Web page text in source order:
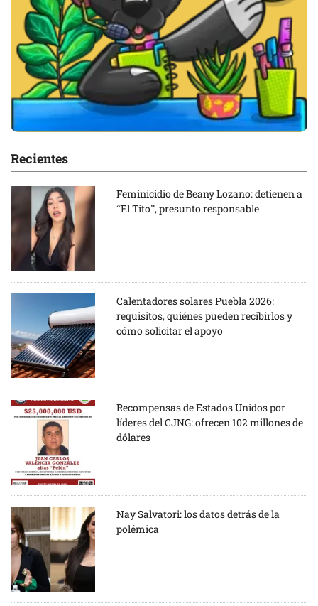
Recientes
Feminicidio de Beany Lozano: detienen a
“El Tito”, presunto responsable
Calentadores solares Puebla 2026:
requisitos, quiénes pueden recibirlos y
cómo solicitar el apoyo
Recompensas de Estados Unidos por
líderes del CJNG: ofrecen 102 millones de
dólares
Nay Salvatori: los datos detrás de la
polémica